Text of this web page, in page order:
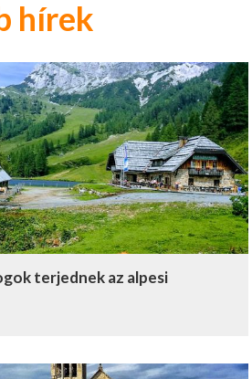
hírek
terjednek az alpesi